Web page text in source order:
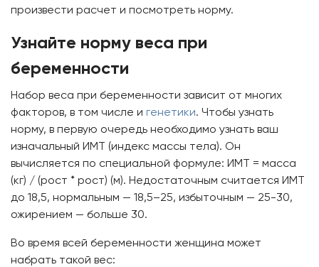
произвести расчет и посмотреть норму.
Узнайте норму веса при
беременности
Набор веса при беременности зависит от многих
факторов, в том числе и генетики. Чтобы узнать
норму, в первую очередь необходимо узнать ваш
изначальный ИМТ (индекс массы тела). Он
вычисляется по специальной формуле: ИМТ = масса
(кг) / (рост * рост) (м). Недостаточным считается ИМТ
до 18,5, нормальным — 18,5–25, избыточным — 25-30,
ожирением — больше 30.
Во время всей беременности женщина может
набрать такой вес: